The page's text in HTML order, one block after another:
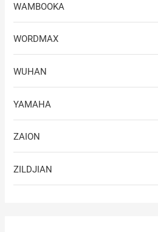
WAMBOOKA
WORDMAX
WUHAN
YAMAHA
ZAION
ZILDJIAN